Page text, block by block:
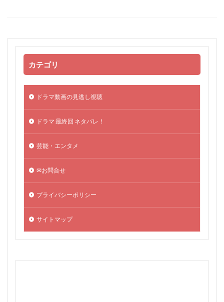
カテゴリ
ドラマ動画の見逃し視聴
ドラマ 最終回 ネタバレ！
芸能・エンタメ
✉お問合せ
プライバシーポリシー
サイトマップ